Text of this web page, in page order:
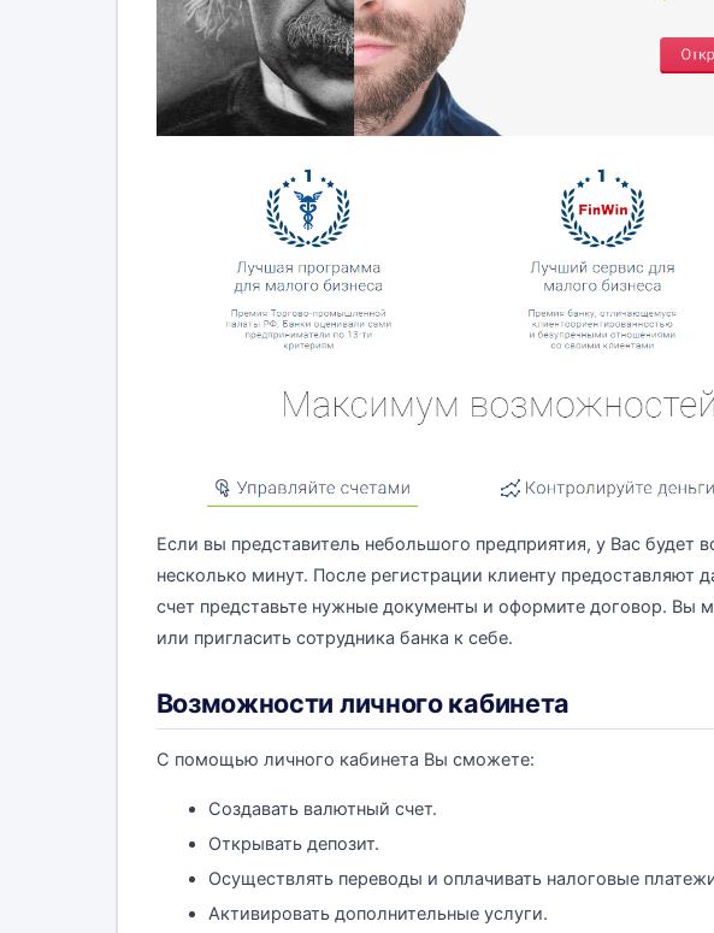
Если вы представитель небольшого предприятия, у Вас будет
несколько минут. После регистрации клиенту предоставляют
счет представьте нужные документы и оформите договор. Вы
или пригласить сотрудника банка к себе.
Возможности личного кабинета
С помощью личного кабинета Вы сможете:
Создавать валютный счет.
Открывать депозит.
Осуществлять переводы и оплачивать налоговые
Активировать дополнительные услуги.